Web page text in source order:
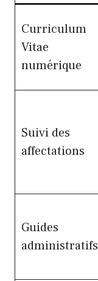
Curriculum
Vitae
numérique
Suivi des
affectations
Guides
administratifs